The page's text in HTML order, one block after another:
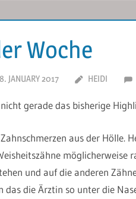
Woche
JANUARY 2017 HEIDI
gerade das bisherige
aus der Hölle.
möglicherweise
und auf die anderen
das die Ärztin so unter die